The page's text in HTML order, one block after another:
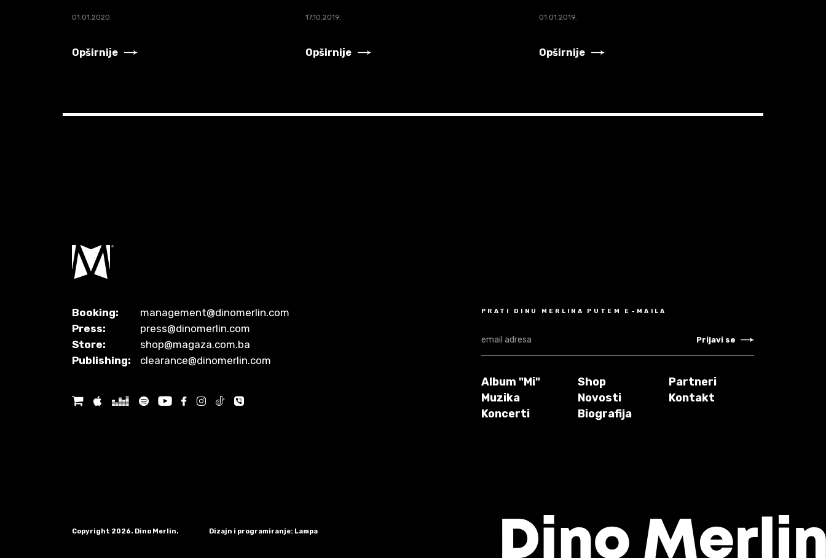
01.01.2020.
Opširnije
17.10.2019.
Opširnije
01.01.2019.
Opširnije
Booking:
management@dinomerlin.com
Press:
press@dinomerlin.com
Store:
shop@magaza.com.ba
Publishing:
clearance@dinomerlin.com
PRATI DINU MERLINA PUTEM E-MAILA
Prijavi se
Album "Mi"
Muzika
Koncerti
Shop
Novosti
Biografija
Partneri
Kontakt
Copyright 2026. Dino Merlin. Dizajn i programiranje: Lampa